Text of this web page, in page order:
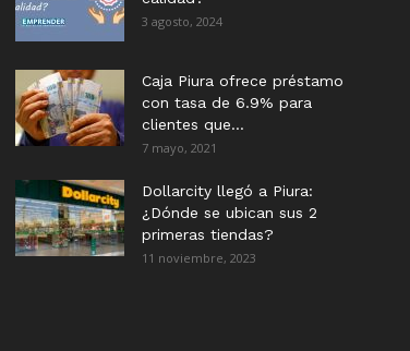
3 agosto, 2024
Caja Piura ofrece préstamo
con tasa de 6.9% para
clientes que...
7 mayo, 2021
Dollarcity llegó a Piura:
¿Dónde se ubican sus 2
primeras tiendas?
11 noviembre, 2023